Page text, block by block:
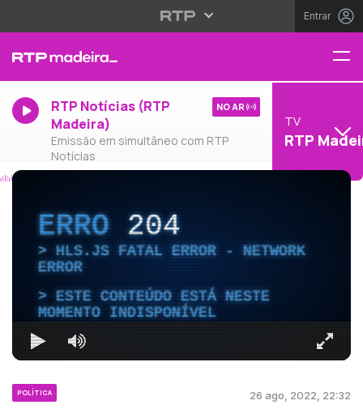
Entrar
RTP Notícias (RTP
Madeira)
Emissão em simultâneo com RTP
Notícias
NO AR
TV
RTP
ERRO204
HLS.JS FATAL ERROR - NETWORK
ERROR
ESTE CONTEÚDO ESTÁ NESTE
MOMENTO INDISPONÍVEL
POLÍTICA 26 ago, 2022, 22:32